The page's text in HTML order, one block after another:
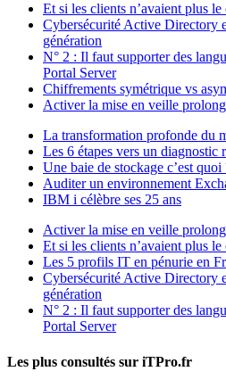
Et si les clients n’avaient plus
Cybersécurité Active Directory
génération
N° 2 : Il faut supporter des
Portal Server
Chiffrements symétrique vs
Activer la mise en veille
La transformation profonde du
Les 6 étapes vers un diagnostic
Une baie de stockage c’est quoi
Auditer un environnement
IBM i célèbre ses 25 ans
Activer la mise en veille
Et si les clients n’avaient plus
Les 5 profils IT en pénurie en
Cybersécurité Active Directory
génération
N° 2 : Il faut supporter des
Portal Server
Les plus consultés sur iTPro.fr